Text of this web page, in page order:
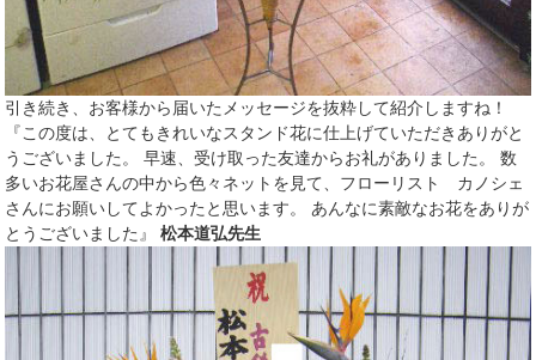
引き続き、お客様から届いたメッセージを抜粋して紹介しますね！
『この度は、とてもきれいなスタンド花に仕上げていただきありがと
うございました。 早速、受け取った友達からお礼がありました。 数
多いお花屋さんの中から色々ネットを見て、フローリスト カノシェ
さんにお願いしてよかったと思います。 あんなに素敵なお花をありが
とうございました』松本道弘先生